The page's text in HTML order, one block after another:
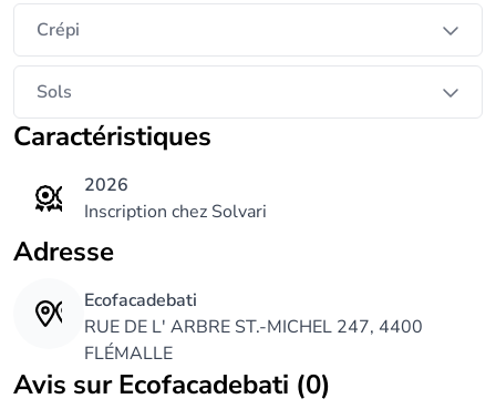
Crépi
Sols
Caractéristiques
2026
Inscription chez Solvari
Adresse
Ecofacadebati
RUE DE L' ARBRE ST.-MICHEL 247, 4400
FLÉMALLE
Avis sur Ecofacadebati (0)